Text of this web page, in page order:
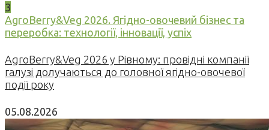
3
AgroBerry&Veg 2026. Ягідно-овочевий бізнес та
переробка: технології, інновації, успіх
AgroBerry&Veg 2026 у Рівному: провідні компанії
галузі долучаються до головної ягідно-овочевої
події року
05.08.2026